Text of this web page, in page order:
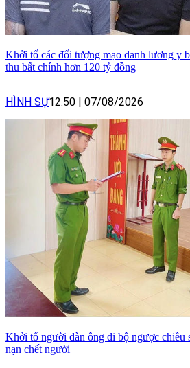
Khởi tố các đối tượng mạo danh lương y
thu bất chính hơn 120 tỷ đồng
HÌNH SỰ12:50 | 07/08/2026
Khởi tố người đàn ông đi bộ ngược chiều
nạn chết người